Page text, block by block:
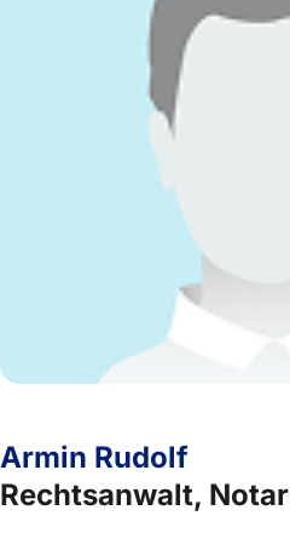
Armin Rudolf
Rechtsanwalt, Notar